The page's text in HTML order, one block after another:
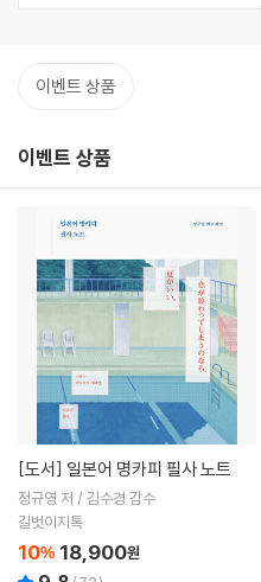
이벤트 상품
이벤트 상품
[도서] 일본어 명카피 필사 노트
정규영 저 / 김수경 감수
길벗이지톡
10% 18,900원